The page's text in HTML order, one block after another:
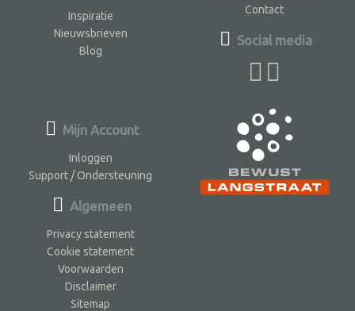
Inspiratie
Nieuwsbrieven
Blog
Contact
Social media
Mijn Account
Inloggen
Support / Ondersteuning
Algemeen
Privacy statement
Cookie statement
Voorwaarden
Disclaimer
Sitemap